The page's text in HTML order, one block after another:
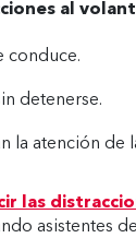
al
conduce.
detenerse.
la atención de
las
asistentes